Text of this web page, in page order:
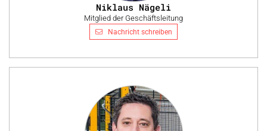
Niklaus Nägeli
Mitglied der Geschäftsleitung
Nachricht schreiben